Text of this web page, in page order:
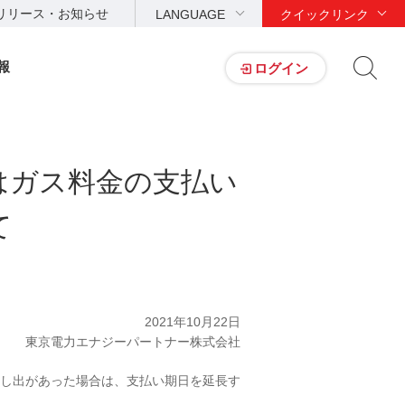
リース・お知らせ LANGUAGE クイックリンク
ログイン
ス料金の支払い
2021年10月22日
東京電力エナジーパートナー株式会社
出があった場合は、支払い期日を延長す